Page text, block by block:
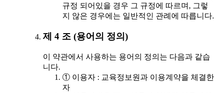
규정 되어있을 경우 그 규정에 따르며, 그렇
지 않은 경우에는 일반적인 관례에 따릅니다.
제 4 조 (용어의 정의)
이 약관에서 사용하는 용어의 정의는 다음과 같습
니다.
① 이용자 : 교육정보원과 이용계약을 체결한
자